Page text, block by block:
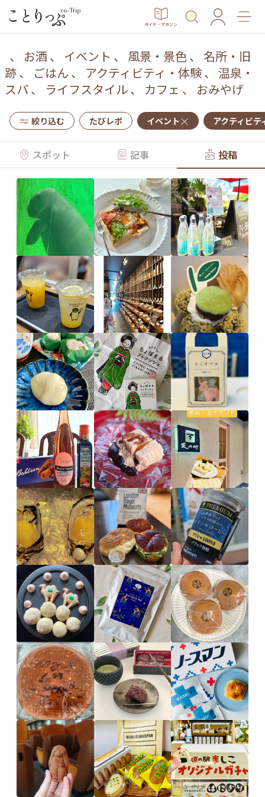
ガイド・マガジン
、 お酒 、 イベント 、 風景・景色、 名所・旧
跡、 ごはん 、 アクティビティ・体験、 温泉・
スパ、 ライフスタイル、 カフェ 、 おみやげ
絞り込む たびレポ イベント アクティビテ
スポット 記事 投稿